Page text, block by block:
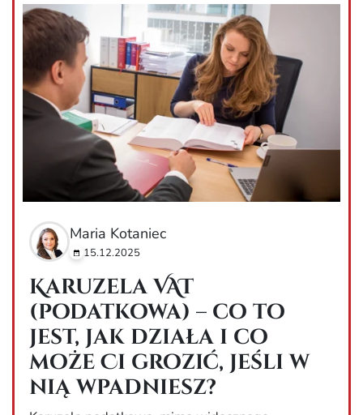
Maria Kotaniec
15.12.2025
Karuzela VAT
(podatkowa) – co to
jest, jak działa i co
może Ci grozić, jeśli w
nią wpadniesz?